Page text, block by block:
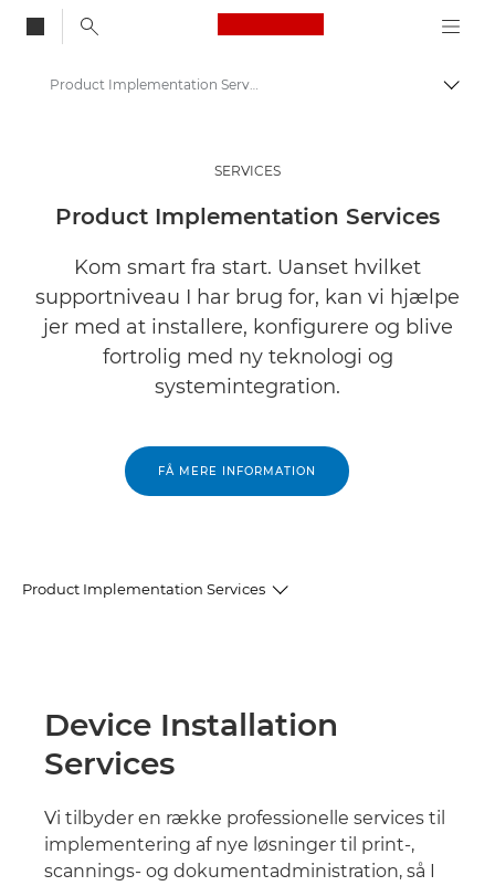
Canon Logo, back
Skift
Services
Product Implementation Services
SERVICES
Product Implementation Services
Kom smart fra start. Uanset hvilket
supportniveau I har brug for, kan vi hjælpe
jer med at installere, konfigurere og blive
fortrolig med ny teknologi og
systemintegration.
FÅ MERE INFORMATION
Product Implementation Services
Projektledelse
Kundekurser
Relaterede services
Device Installation
Services
Vi tilbyder en række professionelle services til
implementering af nye løsninger til print-,
scannings- og dokumentadministration, så I